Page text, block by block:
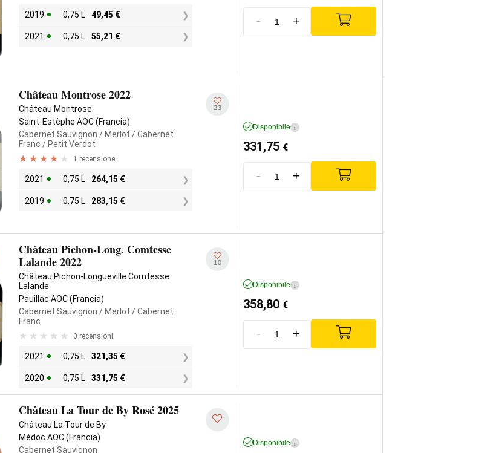
2019 0,75 L 49,45 €
2021 0,75 L 55,21 €
- +
Château Montrose 2022
Château Montrose
Saint-Estèphe AOC (Francia)
Cabernet Sauvignon / Merlot / Cabernet
Franc / Petit Verdot
1 recensione
2021 0,75 L 264,15 €
2019 0,75 L 283,15 €
23
Disponibile i
331,75 €
- +
Château Pichon-Long. Comtesse
Lalande 2022
Château Pichon-Longueville Comtesse
Lalande
Pauillac AOC (Francia)
Cabernet Sauvignon / Merlot / Cabernet
Franc
0 recensioni
2021 0,75 L 321,35 €
2020 0,75 L 331,75 €
10
Disponibile i
358,80 €
- +
Château La Tour de By Rosé 2025
Château La Tour de By
Médoc AOC (Francia)
Cabernet Sauvignon
Disponibile i